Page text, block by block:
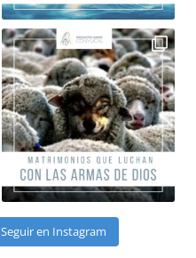
Seguir en Instagram